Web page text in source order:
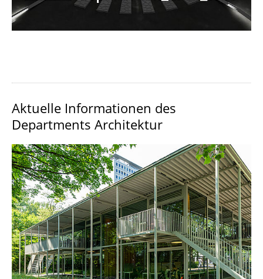
Aktuelle Informationen des
Departments Architektur